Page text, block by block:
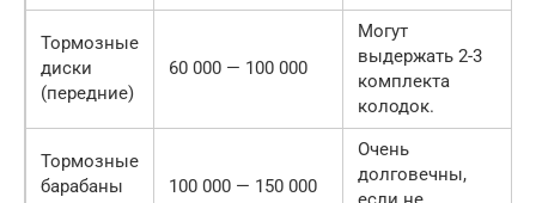
Тормозные
диски
(передние)
60 000 — 100 000
Могут
выдержать 2-3
комплекта
колодок.
Тормозные
барабаны
100 000 — 150 000
Очень
долговечны,